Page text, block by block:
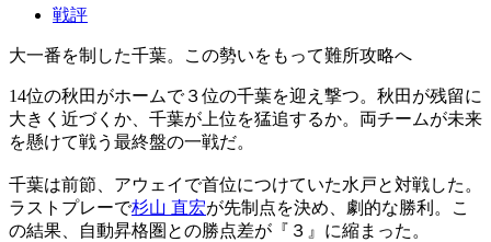
戦評
大一番を制した千葉。この勢いをもって難所攻略へ
14位の秋田がホームで３位の千葉を迎え撃つ。秋田が残留に
大きく近づくか、千葉が上位を猛追するか。両チームが未来
を懸けて戦う最終盤の一戦だ。
千葉は前節、アウェイで首位につけていた水戸と対戦した。
ラストプレーで杉山 直宏が先制点を決め、劇的な勝利。こ
の結果、自動昇格圏との勝点差が『３』に縮まった。